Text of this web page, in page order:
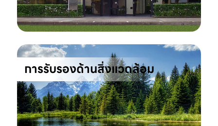
การรับรองด้านสิ่งแวดล้อม